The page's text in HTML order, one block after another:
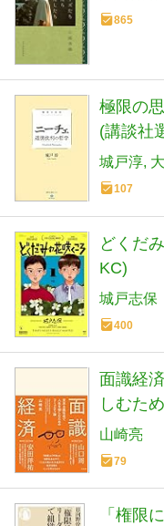
865
極限の
(講談社
城戸淳
107
どくだ
KC)
城戸志保
400
面識経
しむた
山崎亮
79
「権限